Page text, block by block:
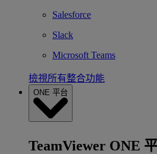
Salesforce
Slack
Microsoft Teams
檢視所有整合功能
ONE 平台
TeamViewer ONE